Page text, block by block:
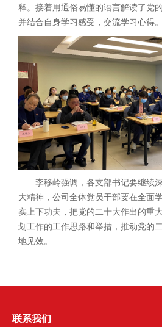
释。接着用通俗易懂的语言解读了党
并结合自身学习感受，交流学习心得。
李移岭强调，各支部书记要继续
大精神，公司全体党员干部要在全面
实上下功夫，把党的二十大作出的重
划工作的工作思路和举措，推动党的
地见效。
联系我们